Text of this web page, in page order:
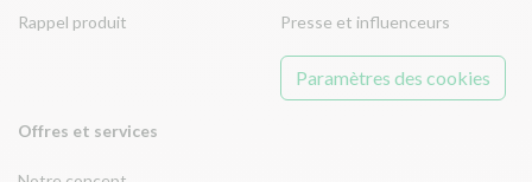
Rappel produit
Offres et services
Presse et influenceurs
Paramètres des cookies